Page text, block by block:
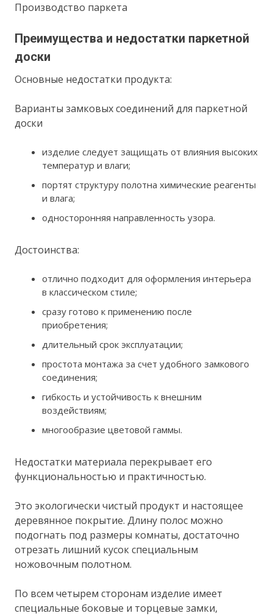
Производство паркета
Преимущества и недостатки паркетной
доски
Основные недостатки продукта:
Варианты замковых соединений для паркетной
доски
изделие следует защищать от влияния высоких
температур и влаги;
портят структуру полотна химические реагенты
и влага;
односторонняя направленность узора.
Достоинства:
отлично подходит для оформления интерьера
в классическом стиле;
сразу готово к применению после
приобретения;
длительный срок эксплуатации;
простота монтажа за счет удобного замкового
соединения;
гибкость и устойчивость к внешним
воздействиям;
многообразие цветовой гаммы.
Недостатки материала перекрывает его
функциональностью и практичностью.
Это экологически чистый продукт и настоящее
деревянное покрытие. Длину полос можно
подогнать под размеры комнаты, достаточно
отрезать лишний кусок специальным
ножовочным полотном.
По всем четырем сторонам изделие имеет
специальные боковые и торцевые замки,